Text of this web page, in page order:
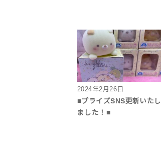
2024年2月26日
■プライズSNS更新いたし
ました！■